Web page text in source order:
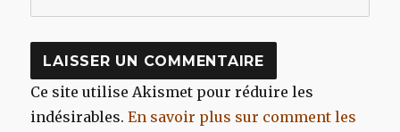
Ce site utilise Akismet pour réduire les
indésirables.En savoir plus sur comment les